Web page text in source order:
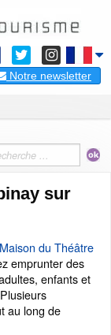
Notre newsletter
sur
du Théâtre
emprunter des
enfants et
au long de